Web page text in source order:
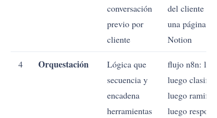
conversación
previo por
cliente
del cliente en
una página de
Notion
4 Orquestación
Lógica que
secuencia y
encadena
herramientas
flujo n8n:
luego
luego
luego